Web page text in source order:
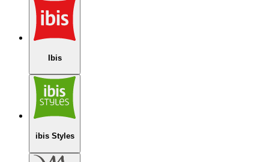
Ibis
ibis Styles